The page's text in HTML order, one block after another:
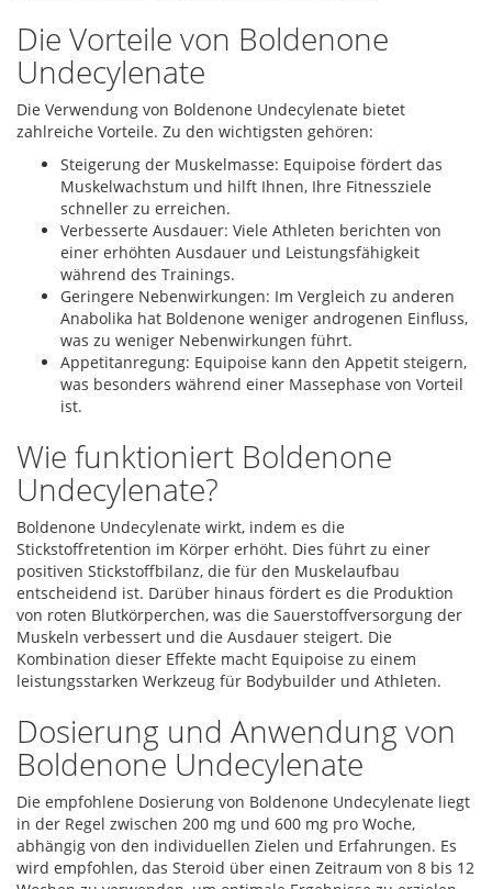
Die Vorteile von Boldenone
Undecylenate
Die Verwendung von Boldenone Undecylenate bietet
zahlreiche Vorteile. Zu den wichtigsten gehören:
Steigerung der Muskelmasse: Equipoise fördert das
Muskelwachstum und hilft Ihnen, Ihre Fitnessziele
schneller zu erreichen.
Verbesserte Ausdauer: Viele Athleten berichten von
einer erhöhten Ausdauer und Leistungsfähigkeit
während des Trainings.
Geringere Nebenwirkungen: Im Vergleich zu anderen
Anabolika hat Boldenone weniger androgenen Einfluss,
was zu weniger Nebenwirkungen führt.
Appetitanregung: Equipoise kann den Appetit steigern,
was besonders während einer Massephase von Vorteil
ist.
Wie funktioniert Boldenone
Undecylenate?
Boldenone Undecylenate wirkt, indem es die
Stickstoffretention im Körper erhöht. Dies führt zu einer
positiven Stickstoffbilanz, die für den Muskelaufbau
entscheidend ist. Darüber hinaus fördert es die Produktion
von roten Blutkörperchen, was die Sauerstoffversorgung der
Muskeln verbessert und die Ausdauer steigert. Die
Kombination dieser Effekte macht Equipoise zu einem
leistungsstarken Werkzeug für Bodybuilder und Athleten.
Dosierung und Anwendung von
Boldenone Undecylenate
Die empfohlene Dosierung von Boldenone Undecylenate liegt
in der Regel zwischen 200 mg und 600 mg pro Woche,
abhängig von den individuellen Zielen und Erfahrungen. Es
wird empfohlen, das Steroid über einen Zeitraum von 8 bis 12